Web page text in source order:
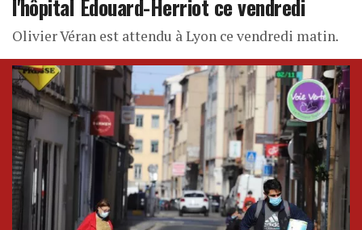
Olivier Véran est attendu à Lyon ce vendredi matin.